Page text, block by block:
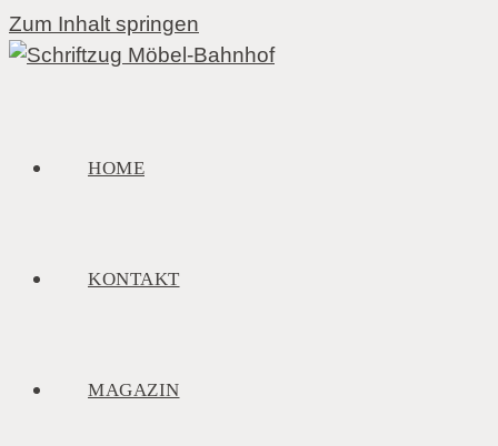
Zum Inhalt springen
HOME
KONTAKT
MAGAZIN